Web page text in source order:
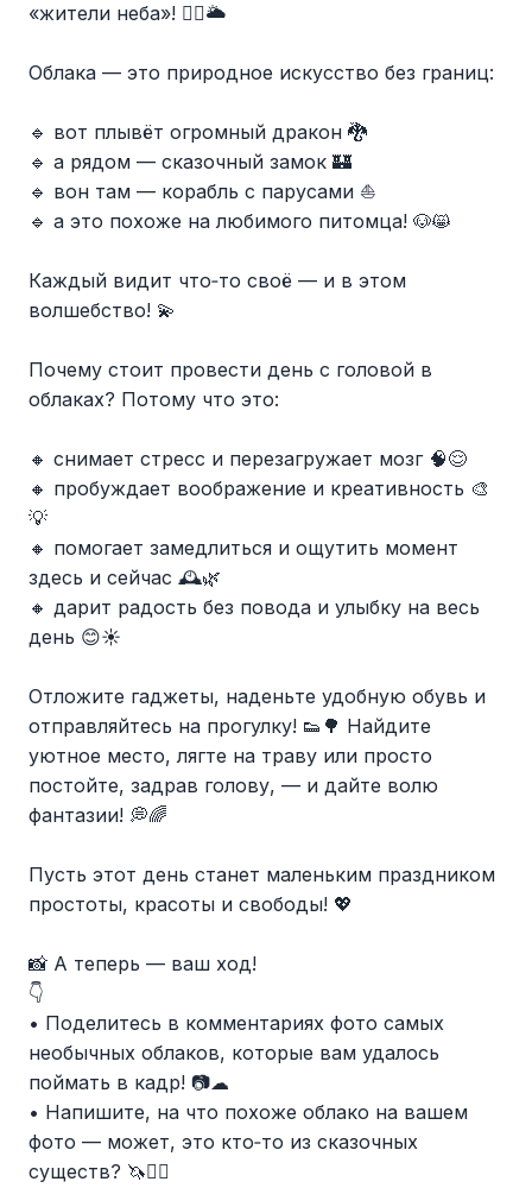
«жители неба»! 🤸‍♀🌥
Облака — это природное искусство без границ:
🔹 вот плывёт огромный дракон 🐉
🔹 а рядом — сказочный замок 🏰
🔹 вон там — корабль с парусами ⛵
🔹 а это похоже на любимого питомца! 🐶😸
Каждый видит что‑то своё — и в этом
волшебство! 💫
Почему стоит провести день с головой в
облаках? Потому что это:
🔸 снимает стресс и перезагружает мозг 🧠😌
🔸 пробуждает воображение и креативность 🎨
💡
🔸 помогает замедлиться и ощутить момент
здесь и сейчас 🕰🌿
🔸 дарит радость без повода и улыбку на весь
день 😊☀
Отложите гаджеты, наденьте удобную обувь и
отправляйтесь на прогулку! 👟🌳 Найдите
уютное место, лягте на траву или просто
постойте, задрав голову, — и дайте волю
фантазии! 💭🌈
Пусть этот день станет маленьким праздником
простоты, красоты и свободы! 💖
📸 А теперь — ваш ход!
👇
• Поделитесь в комментариях фото самых
необычных облаков, которые вам удалось
поймать в кадр! 📷☁
• Напишите, на что похоже облако на вашем
фото — может, это кто‑то из сказочных
существ? 🦄🧚‍♀